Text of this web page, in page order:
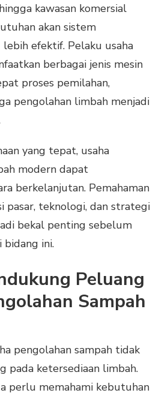
kawasan komersial
akan sistem
lebih efektif. Pelaku usaha
berbagai jenis mesin
proses pemilahan,
pengolahan limbah menjadi
yang tepat, usaha
modern dapat
berkelanjutan. Pemahaman
pasar, teknologi, dan strategi
bekal penting sebelum
bidang ini.
Peluang
Sampah
pengolahan sampah tidak
pada ketersediaan limbah.
perlu memahami kebutuhan